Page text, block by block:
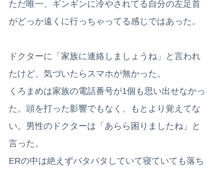
ただ唯一、ギンギンに冷やされてる自分の左足首
がどっか遠くに行っちゃってる感じではあった。
ドクターに「家族に連絡しましょうね」と言われ
たけど、気づいたらスマホが無かった。
くろまめは家族の電話番号が1個も思い出せなかっ
た。頭を打った影響でもなく、もとより覚えてな
い。男性のドクターは「あらら困りましたね」と
言った。
ERの中は絶えずバタバタしていて寝ていても落ち